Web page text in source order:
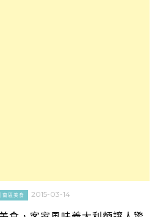
南區美食 2015-03-14